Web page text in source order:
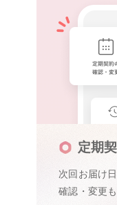
定期
次回お届け
確認・変更